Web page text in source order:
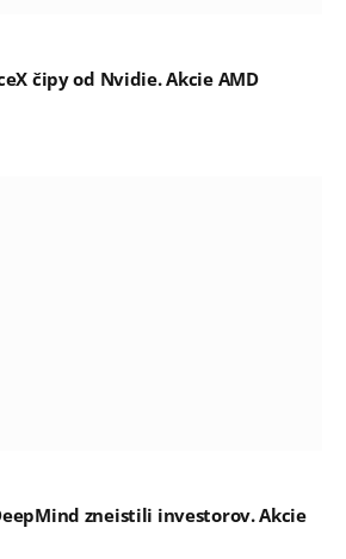
čipy od Nvidie. Akcie AMD
zneistili investorov. Akcie